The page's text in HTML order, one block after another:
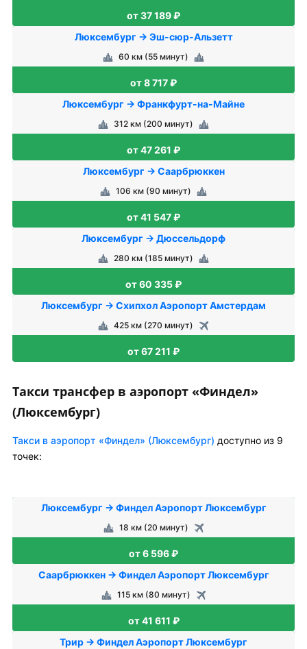
от 37 189 ₽
Люксембург → Эш-сюр-Альзетт
60 км (55 минут)
от 8 717 ₽
Люксембург → Франкфурт-на-Майне
312 км (200 минут)
от 47 261 ₽
Люксембург → Саарбрюккен
106 км (90 минут)
от 41 547 ₽
Люксембург → Дюссельдорф
280 км (185 минут)
от 60 335 ₽
Люксембург → Схипхол Аэропорт Амстердам
425 км (270 минут)
от 67 211 ₽
Такси трансфер в аэропорт «Финдел»
(Люксембург)
Такси в аэропорт «Финдел» (Люксембург) доступно из 9
точек:
Люксембург → Финдел Аэропорт Люксембург
18 км (20 минут)
от 6 596 ₽
Саарбрюккен → Финдел Аэропорт Люксембург
115 км (80 минут)
от 41 611 ₽
Трир → Финдел Аэропорт Люксембург